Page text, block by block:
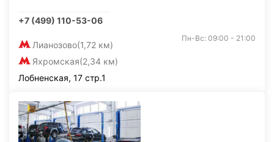
+7 (499) 110-53-06
Лианозово(1,72 км)
Яхромская(2,34 км)
Пн-Вс: 09:00 - 21:00
Лобненская, 17 стр.1